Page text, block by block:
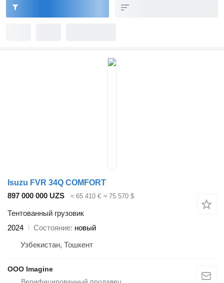
Isuzu FVR 34Q COMFORT
897 000 000 UZS
≈ 65 410 € ≈ 75 570 $
Тентованный грузовик
2024
Состояние новый
Узбекистан, Тошкент
OOO Imagine